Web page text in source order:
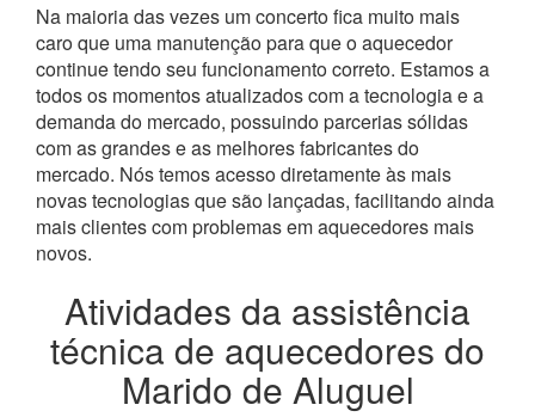
Na maioria das vezes um concerto fica muito mais
caro que uma manutenção para que o aquecedor
continue tendo seu funcionamento correto. Estamos a
todos os momentos atualizados com a tecnologia e a
demanda do mercado, possuindo parcerias sólidas
com as grandes e as melhores fabricantes do
mercado. Nós temos acesso diretamente às mais
novas tecnologias que são lançadas, facilitando ainda
mais clientes com problemas em aquecedores mais
novos.
Atividades da assistência
técnica de aquecedores do
Marido de Aluguel